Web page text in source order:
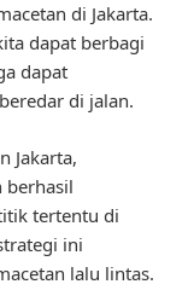
di Jakarta.
dapat berbagi
dapat
di jalan.
Jakarta,
berhasil
tertentu di
ini
lalu lintas.